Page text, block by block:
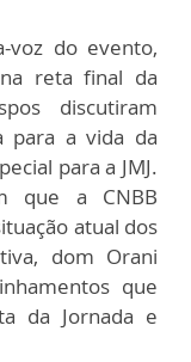
voz do evento,
reta final da
discutiram
para a vida da
para a JMJ.
que a CNBB
atual dos
dom Orani
que
da Jornada e